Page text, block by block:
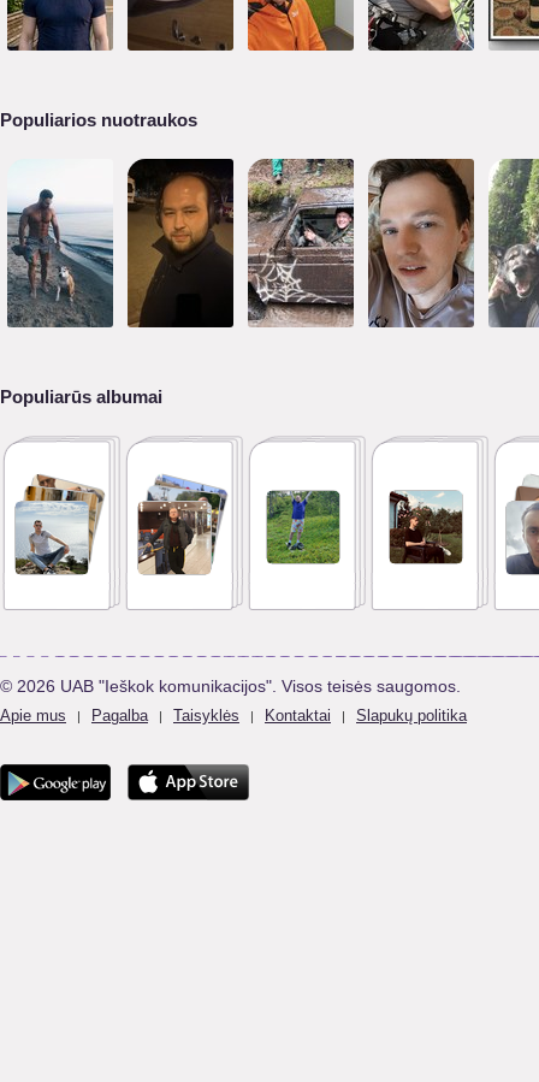
Populiarios nuotraukos
Populiarūs albumai
© 2026 UAB "Ieškok komunikacijos". Visos teisės saugomos.
Apie mus | Pagalba | Taisyklės | Kontaktai | Slapukų politika